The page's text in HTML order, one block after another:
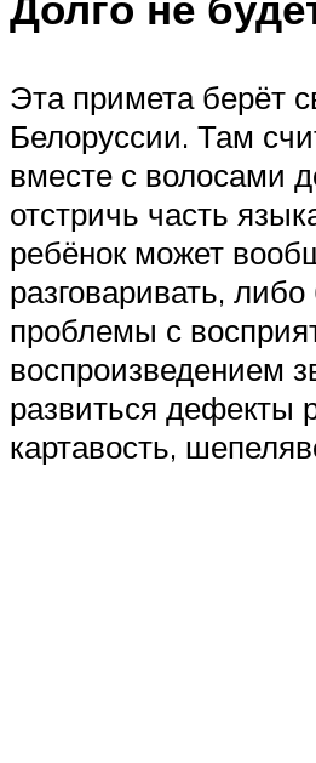
Эта примета берёт
Белоруссии. Там
вместе с волосами
отстричь часть
ребёнок может
разговаривать,
проблемы с
воспроизведением
развиться дефекты
картавость,